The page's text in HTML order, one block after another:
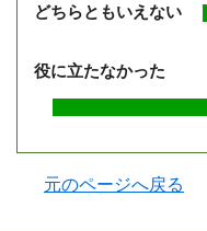
どちらともいえない
役に立たなかった
元のページへ戻る